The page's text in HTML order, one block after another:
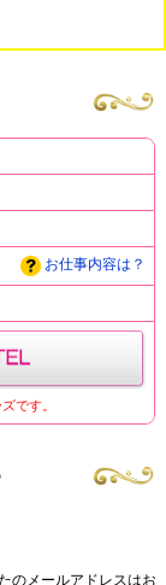
お仕事内容は？
です。
のメールアドレスはお